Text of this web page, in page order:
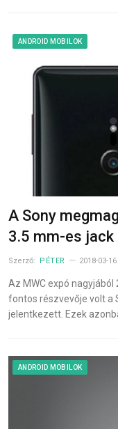
ANDROID MOBILOK
A Sony
3.5 mm-es
Szerző: PÉTER 2018-03-16
Az MWC expó
fontos részvevője volt a
jelentkezett. Ezek
ANDROID MOBILOK